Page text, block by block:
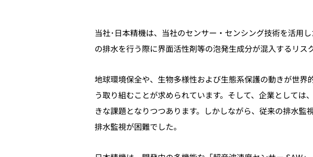
当社･日本精機は、当社のセンサー・センシング技術を活用
の排水を行う際に界面活性剤等の泡発生成分が混入するリス
地球環境保全や、生物多様性および生態系保護の動きが世
う取り組むことが求められています。そして、企業として
きな課題となりつつあります。しかしながら、従来の排水
排水監視が困難でした。